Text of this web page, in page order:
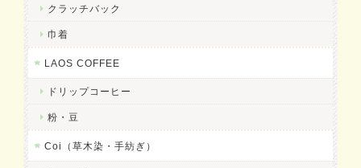
クラッチバック
巾着
LAOS COFFEE
ドリップコーヒー
粉・豆
Coi（草木染・手紡ぎ）